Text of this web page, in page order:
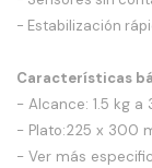
- Estabilización
Características
- Alcance: 1.5 kg a
- Plato:225 x 300
- Ver más